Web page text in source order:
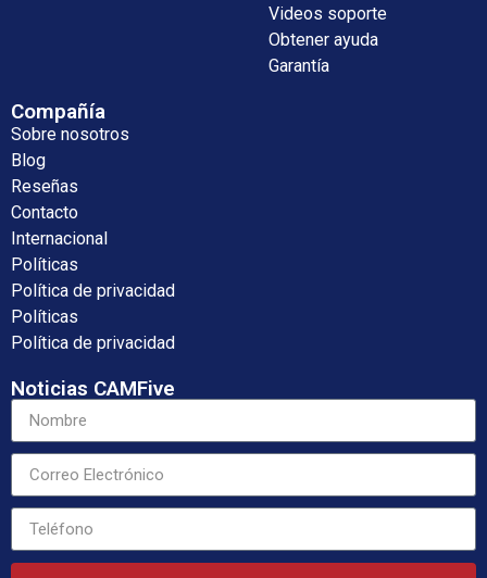
Videos soporte
Obtener ayuda
Garantía
Compañía
Sobre nosotros
Blog
Reseñas
Contacto
Internacional
Políticas
Política de privacidad
Políticas
Política de privacidad
Noticias CAMFive